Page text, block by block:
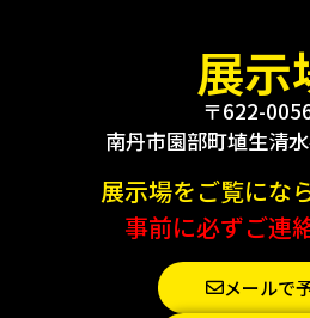
展示
〒622-
南丹市園部町埴生清
展示場をご覧にな
事前に必ずご連
メールで